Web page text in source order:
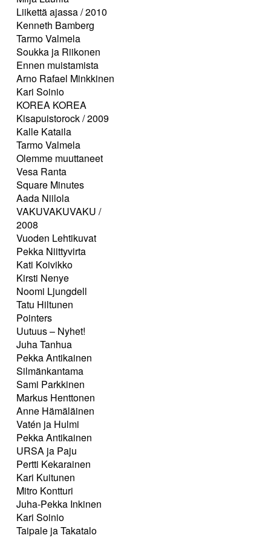
Liikettä ajassa / 2010
Kenneth Bamberg
Tarmo Valmela
Soukka ja Riikonen
Ennen muistamista
Arno Rafael Minkkinen
Kari Soinio
KOREA KOREA
Kisapuistorock / 2009
Kalle Kataila
Tarmo Valmela
Olemme muuttaneet
Vesa Ranta
Square Minutes
Aada Niilola
VAKUVAKUVAKU /
2008
Vuoden Lehtikuvat
Pekka Niittyvirta
Kati Koivikko
Kirsti Nenye
Noomi Ljungdell
Tatu Hiltunen
Pointers
Uutuus – Nyhet!
Juha Tanhua
Pekka Antikainen
Silmänkantama
Sami Parkkinen
Markus Henttonen
Anne Hämäläinen
Vatén ja Hulmi
Pekka Antikainen
URSA ja Paju
Pertti Kekarainen
Kari Kuitunen
Mitro Kontturi
Juha-Pekka Inkinen
Kari Soinio
Taipale ja Takatalo